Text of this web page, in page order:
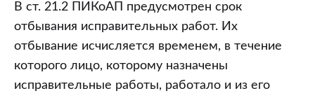
В ст. 21.2 ПИКоАП предусмотрен срок
отбывания исправительных работ. Их
отбывание исчисляется временем, в течение
которого лицо, которому назначены
исправительные работы, работало и из его